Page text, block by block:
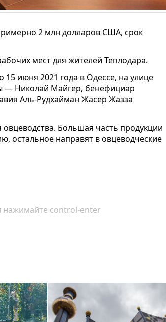
2 млн долларов США, срок
мест для жителей Теплодара.
июня 2021 года в Одессе, на улице
Николай Майгер, бенефициар
Аль-Рудхайман Жасер Жазза
Большая часть продукции
остальное направят в овцеводческие
нажимайте control-enter